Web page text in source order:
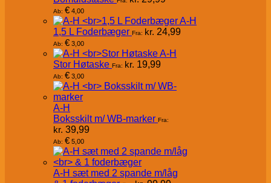
Ab: € 4,00
A-H
1,5 L Foderbæger Fra: kr. 24,99
Ab: € 3,00
A-H
Stor Høtaske Fra: kr. 19,99
Ab: € 3,00
A-H
Boksskilt m/ WB-marker Fra:
kr. 39,99
Ab: € 5,00
A-H sæt med 2 spande m/låg